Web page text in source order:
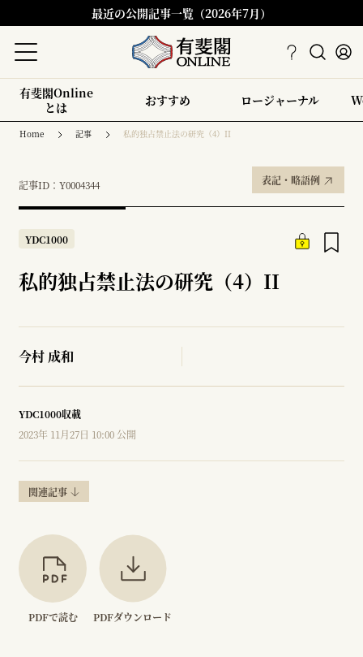
最近の公開記事一覧（2026年7月）
有斐閣Online
とは
おすすめ ロージャーナル
Home 記事 私的独占禁止法の研究（4）II
記事ID：Y0004344 表記・略語例
YDC1000
私的独占禁止法の研究（4）II
今村 成和
YDC1000収載
2023年 11月27日 10:00 公開
関連記事
PDFで読む PDFダウンロード